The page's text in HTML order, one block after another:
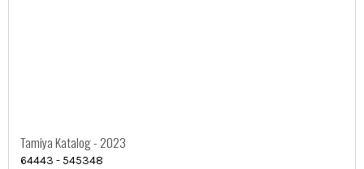
Tamiya Katalog - 2023
64443 - 545348